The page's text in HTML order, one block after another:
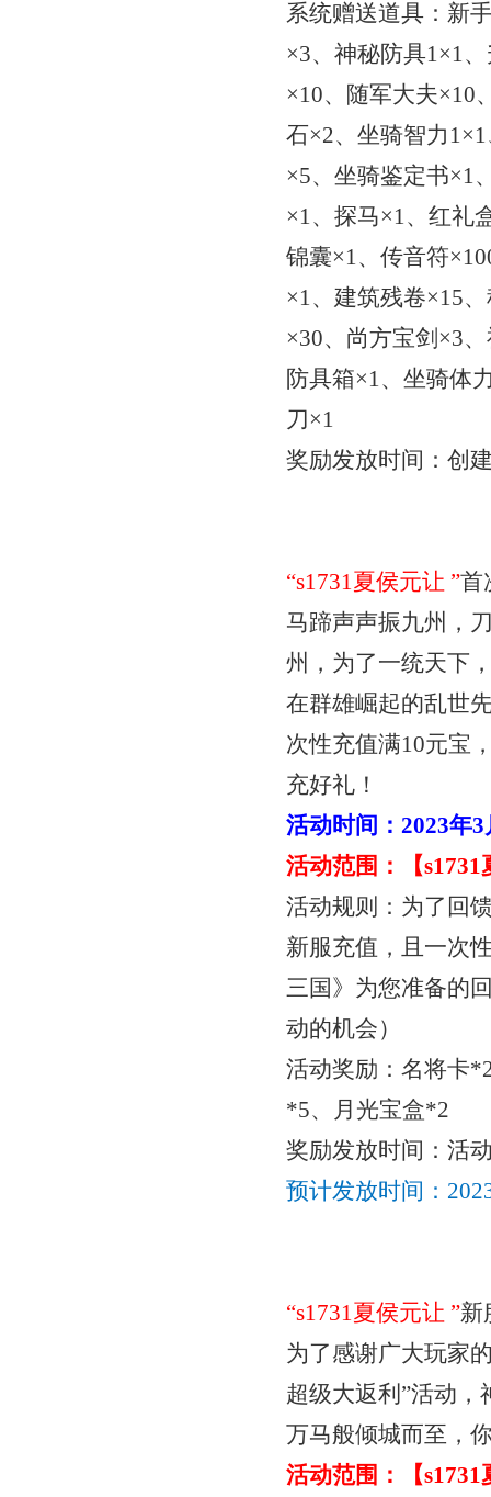
系统赠送道具：新
×3、神秘防具1×1
×10、随军大夫×10
石×2、坐骑智力
×5、坐骑鉴定书×1
×1、探马×1、红礼
锦囊×1、传音符
×1、建筑残卷×15
×30、尚方宝剑×3
防具箱×1、坐骑体
刀×1
奖励发放时间：创
“s1731夏侯元让”首
马蹄声声振九州，
州，为了一统天下
在群雄崛起的乱世
次性充值满10元宝
充好礼！
活动时间：2023年
活动范围：【
活动规则：为了回
新服充值，且一次
三国》为您准备的
动的机会）
活动奖励：名将卡
*5、月光宝盒*2
奖励发放时间：活
预计发放时间：
“s1731夏侯元让”新
为了感谢广大玩家
超级大返利 ”活动，
万马般倾城而至，
活动范围：【